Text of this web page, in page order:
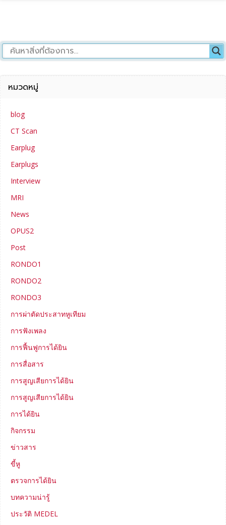
หมวดหมู่
blog
CT Scan
Earplug
Earplugs
Interview
MRI
News
OPUS2
Post
RONDO1
RONDO2
RONDO3
การผ่าตัดประสาทหูเทียม
การฟังเพลง
การฟื้นฟูการได้ยิน
การสื่อสาร
การสูญเสียการได้ยิน
การสูญเสียการได้ยิน
การได้ยิน
กิจกรรม
ข่าวสาร
ขี้หู
ตรวจการได้ยิน
บทความน่ารู้
ประวัติ MEDEL